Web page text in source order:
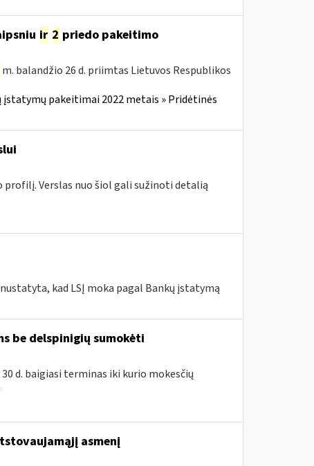
ir 2 priedo pakeitimo
m. balandžio 26 d. priimtas Lietuvos Respublikos
pakeitimai 2022 metais » Pridėtinės
Verslas nuo šiol gali sužinoti detalią
kad LSĮ moka pagal Bankų įstatymą
be delspinigių sumokėti
d. baigiasi terminas iki kurio mokesčių
asmenį